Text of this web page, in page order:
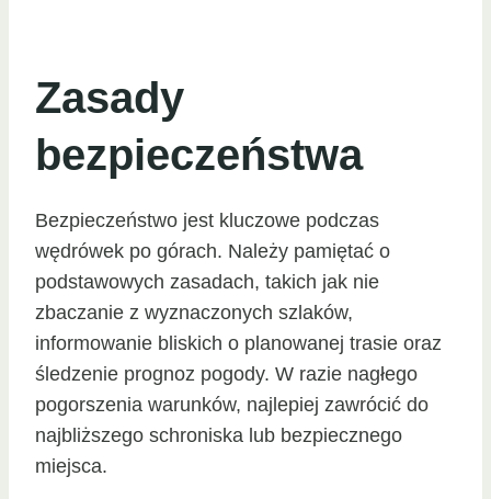
Zasady
bezpieczeństwa
Bezpieczeństwo jest kluczowe podczas
wędrówek po górach. Należy pamiętać o
podstawowych zasadach, takich jak nie
zbaczanie z wyznaczonych szlaków,
informowanie bliskich o planowanej trasie oraz
śledzenie prognoz pogody. W razie nagłego
pogorszenia warunków, najlepiej zawrócić do
najbliższego schroniska lub bezpiecznego
miejsca.